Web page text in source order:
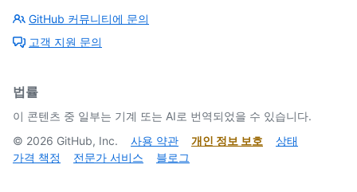
GitHub 커뮤니티에 문의
고객 지원 문의
법률
이 콘텐츠 중 일부는 기계 또는 AI로 번역되었을 수 있습니다.
© 2026 GitHub, Inc. 사용 약관 개인 정보 보호
상태
가격 책정
전문가 서비스 블로그